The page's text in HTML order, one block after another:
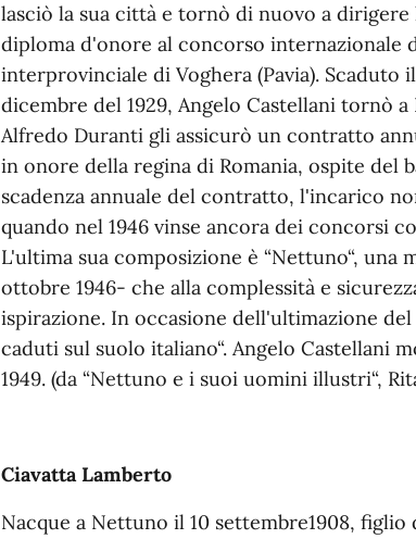
lasciò la sua città e tornò di nuovo a
diploma d'onore al concorso internazionale
interprovinciale di Voghera (Pavia).
dicembre del 1929, Angelo Castellani tornò
Alfredo Duranti gli assicurò un contratto
in onore della regina di Romania, ospite del
scadenza annuale del contratto, l'incarico
quando nel 1946 vinse ancora dei concorsi
L'ultima sua composizione è “Nettuno“, una
ottobre 1946- che alla complessità e
ispirazione. In occasione dell'ultimazione
caduti sul suolo italiano“. Angelo Castellani
1949. (da “Nettuno e i suoi uomini illustri“,
Ciavatta Lamberto
Nacque a Nettuno il 10 settembre1908,